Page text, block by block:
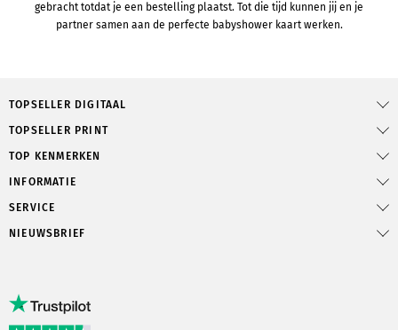
gebracht totdat je een bestelling plaatst. Tot die tijd kunnen jij en je
partner samen aan de perfecte babyshower kaart werken.
TOPSELLER DIGITAAL
TOPSELLER PRINT
TOP KENMERKEN
INFORMATIE
SERVICE
NIEUWSBRIEF